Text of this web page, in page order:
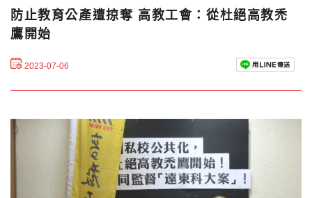
防止教育公產遭掠奪 高教工會：從杜絕高教禿
鷹開始
2023-07-06